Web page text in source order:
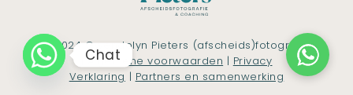
© 2024 Gwendolyn Pieters (afscheids)fotografie
|Algemene voorwaarden | Privacy
Verklaring | Partners en samenwerking
Chat